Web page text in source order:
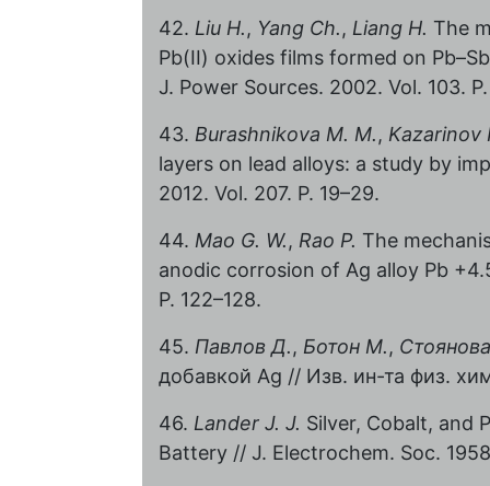
42. Liu H., Yang Ch., Liang H. The
Pb(II) oxides films formed on
J. Power Sources. 2002. Vol. 103. P.
43. Burashnikova M. M., Kazarinov
layers on lead alloys: a study by
2012. Vol. 207. P. 19–29.
44. Mao G. W., Rao P. The
anodic corrosion of Ag alloy Pb
P. 122–128.
45. Павлов Д., Ботон М.,
добавкой Ag // Изв. ин-та физ.
46. Lander J. J. Silver, Cobalt, and
Battery // J. Electrochem. Soc.